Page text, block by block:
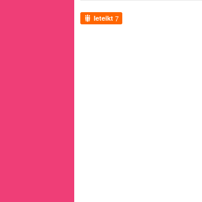
Ieteikt 7